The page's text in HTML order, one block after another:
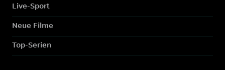
Live-Sport
Neue Filme
Top-Serien